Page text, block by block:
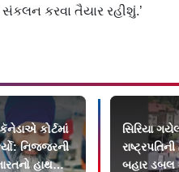
સંકલન કરવા તૈયાર રહીશું.’
કોર્ટમાં
નિજ્જરની
હાથ
સિરિયા
બહાર ડબલ